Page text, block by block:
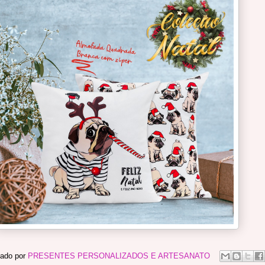
por PRESENTES PERSONALIZADOS E ARTESANATO